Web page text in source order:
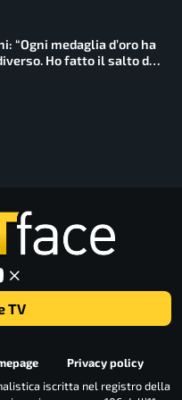
“Ogni medaglia d’oro ha
Ho fatto il salto di
TV
Privacy policy
iscritta nel registro della